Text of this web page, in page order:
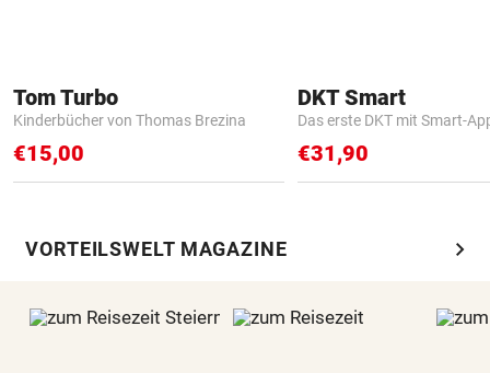
Tom Turbo
Kinderbücher von Thomas Brezina
€15,00
DKT Smart
Das erste DKT mit Smart-
€31,90
VORTEILSWELT MAGAZINE chevron_right